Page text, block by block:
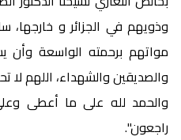
وذويهم في الجزائر و خارجها،
مواتهم برحمته الواسعة وأن
والصديقين والشهداء، اللهم لا
والحمد لله على ما أعطى
راجعون".